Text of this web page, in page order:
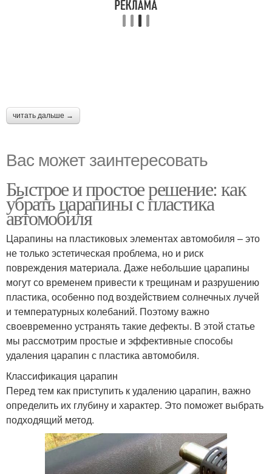
читать дальше →
Вас может заинтересовать
Быстрое и простое решение: как
убрать царапины с пластика
автомобиля
Царапины на пластиковых элементах автомобиля – это
не только эстетическая проблема, но и риск
повреждения материала. Даже небольшие царапины
могут со временем привести к трещинам и разрушению
пластика, особенно под воздействием солнечных лучей
и температурных колебаний. Поэтому важно
своевременно устранять такие дефекты. В этой статье
мы рассмотрим простые и эффективные способы
удаления царапин с пластика автомобиля.
Классификация царапин
Перед тем как приступить к удалению царапин, важно
определить их глубину и характер. Это поможет выбрать
подходящий метод.